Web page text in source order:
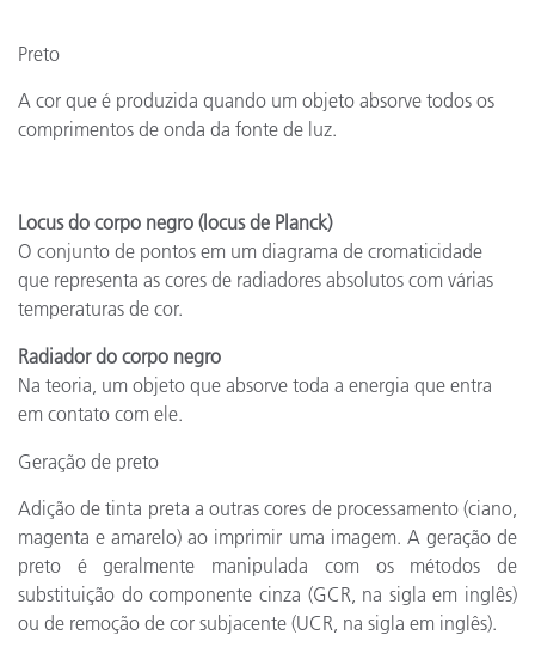
Preto
A cor que é produzida quando um objeto absorve todos os
comprimentos de onda da fonte de luz.
Locus do corpo negro (locus de Planck)
O conjunto de pontos em um diagrama de cromaticidade
que representa as cores de radiadores absolutos com várias
temperaturas de cor.
Radiador do corpo negro
Na teoria, um objeto que absorve toda a energia que entra
em contato com ele.
Geração de preto
Adição de tinta preta a outras cores de processamento (ciano,
magenta e amarelo) ao imprimir uma imagem. A geração de
preto é geralmente manipulada com os métodos de
substituição do componente cinza (GCR, na sigla em inglês)
ou de remoção de cor subjacente (UCR, na sigla em inglês).